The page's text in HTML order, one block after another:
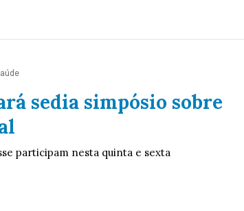
sedia simpósio sobre
participam nesta quinta e sexta